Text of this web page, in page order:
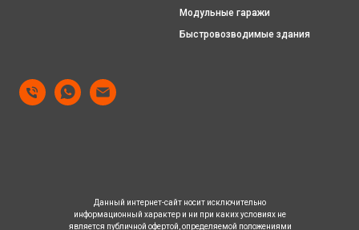
Модульные гаражи
Быстровозводимые здания
Данный интернет-сайт носит исключительно
информационный характер и ни при каких условиях не
является публичной офертой, определяемой положениями